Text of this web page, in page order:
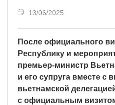
13/06/2025
После официального
Республику и
премьер-министр
и его супруга вместе с
вьетнамской
с официальным